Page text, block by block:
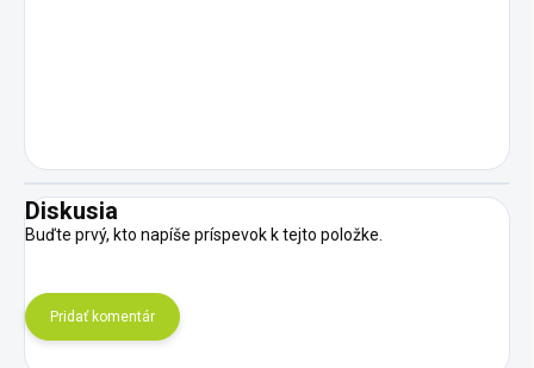
Diskusia
Buďte prvý, kto napíše príspevok k tejto položke.
Pridať komentár